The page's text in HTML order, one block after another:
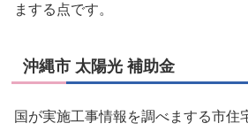
まする点です。
沖縄市 太陽光 補助金
国が実施工事情報を調べまする市住